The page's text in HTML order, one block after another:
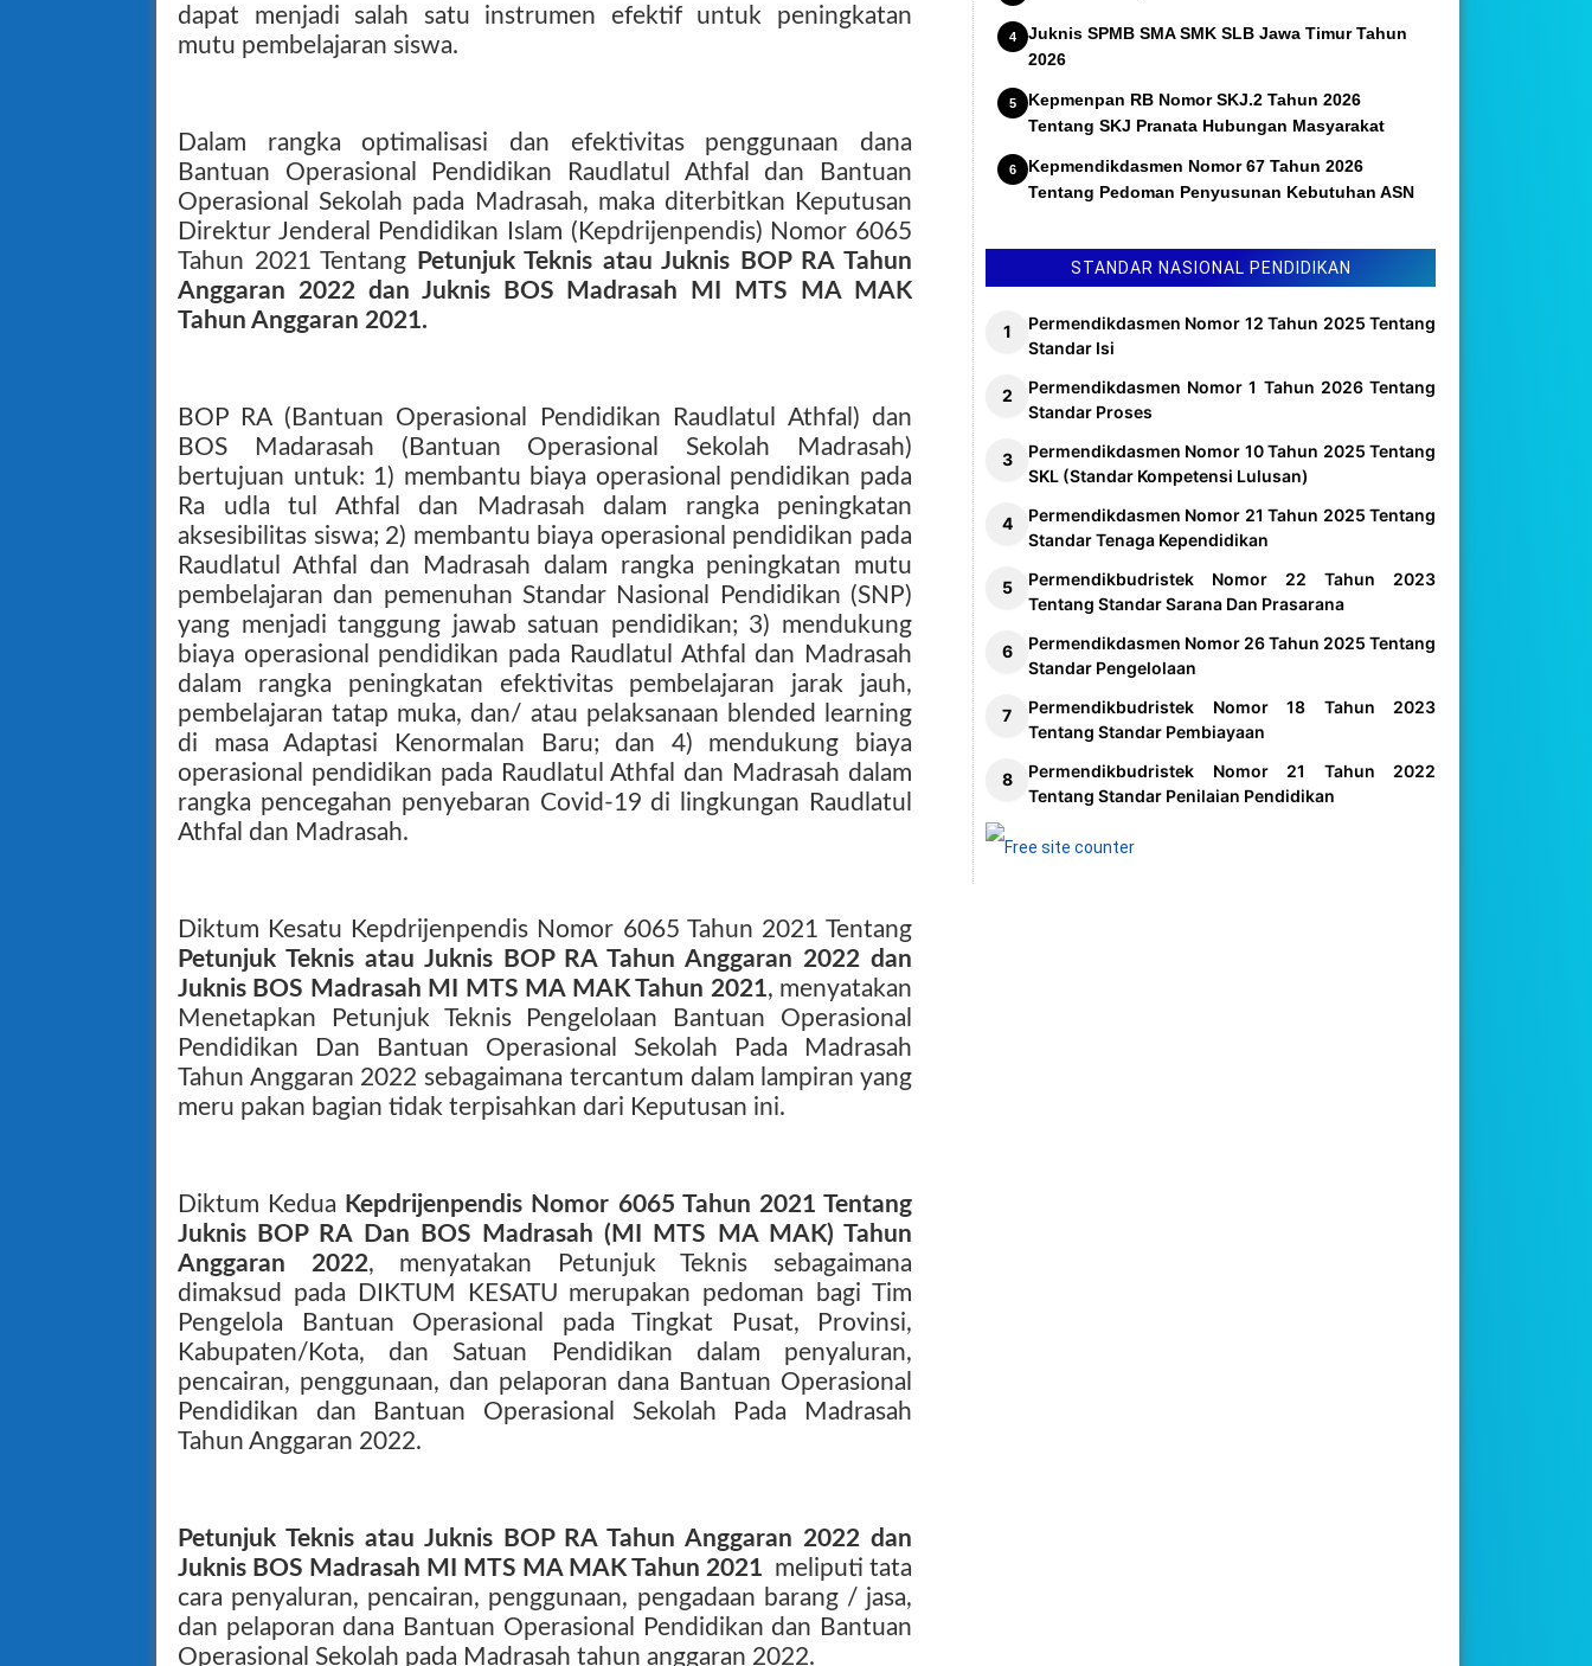
dapat menjadi salah satu instrumen efektif untuk peningkatan
mutu pembelajaran siswa.
Dalam rangka optimalisasi dan efektivitas penggunaan dana
Bantuan Operasional Pendidikan Raudlatul Athfal dan Bantuan
Operasional Sekolah pada Madrasah, maka diterbitkan Keputusan
Direktur Jenderal Pendidikan Islam (Kepdrijenpendis) Nomor 6065
Tahun 2021 Tentang Petunjuk Teknis atau Juknis BOP RA Tahun
Anggaran 2022 dan Juknis BOS Madrasah MI MTS MA MAK
Tahun Anggaran 2021.
BOP RA (Bantuan Operasional Pendidikan Raudlatul Athfal) dan
BOS Madarasah (Bantuan Operasional Sekolah Madrasah)
bertujuan untuk: 1) membantu biaya operasional pendidikan pada
Ra udla tul Athfal dan Madrasah dalam rangka peningkatan
aksesibilitas siswa; 2) membantu biaya operasional pendidikan pada
Raudlatul Athfal dan Madrasah dalam rangka peningkatan mutu
pembelajaran dan pemenuhan Standar Nasional Pendidikan (SNP)
yang menjadi tanggung jawab satuan pendidikan; 3) mendukung
biaya operasional pendidikan pada Raudlatul Athfal dan Madrasah
dalam rangka peningkatan efektivitas pembelajaran jarak jauh,
pembelajaran tatap muka, dan/ atau pelaksanaan blended learning
di masa Adaptasi Kenormalan Baru; dan 4) mendukung biaya
operasional pendidikan pada Raudlatul Athfal dan Madrasah dalam
rangka pencegahan penyebaran Covid-19 di lingkungan Raudlatul
Athfal dan Madrasah.
Diktum Kesatu Kepdrijenpendis Nomor 6065 Tahun 2021 Tentang
Petunjuk Teknis atau Juknis BOP RA Tahun Anggaran 2022 dan
Juknis BOS Madrasah MI MTS MA MAK Tahun 2021, menyatakan
Menetapkan Petunjuk Teknis Pengelolaan Bantuan Operasional
Pendidikan Dan Bantuan Operasional Sekolah Pada Madrasah
Tahun Anggaran 2022 sebagaimana tercantum dalam lampiran yang
meru pakan bagian tidak terpisahkan dari Keputusan ini.
Diktum Kedua Kepdrijenpendis Nomor 6065 Tahun 2021 Tentang
Juknis BOP RA Dan BOS Madrasah (MI MTS MA MAK) Tahun
Anggaran 2022, menyatakan Petunjuk Teknis sebagaimana
dimaksud pada DIKTUM KESATU merupakan pedoman bagi Tim
Pengelola Bantuan Operasional pada Tingkat Pusat, Provinsi,
Kabupaten/Kota, dan Satuan Pendidikan dalam penyaluran,
pencairan, penggunaan, dan pelaporan dana Bantuan Operasional
Pendidikan dan Bantuan Operasional Sekolah Pada Madrasah
Tahun Anggaran 2022.
Petunjuk Teknis atau Juknis BOP RA Tahun Anggaran 2022 dan
Juknis BOS Madrasah MI MTS MA MAK Tahun 2021 meliputi tata
cara penyaluran, pencairan, penggunaan, pengadaan barang / jasa,
dan pelaporan dana Bantuan Operasional Pendidikan dan Bantuan
Operasional Sekolah pada Madrasah tahun anggaran 2022.
Juknis SPMB SMA SMK SLB Jawa Timur Tahun
2026
Kepmenpan RB Nomor SKJ.2 Tahun 2026
Tentang SKJ Pranata Hubungan Masyarakat
Kepmendikdasmen Nomor 67 Tahun 2026
Tentang Pedoman Penyusunan Kebutuhan ASN
STANDAR NASIONAL PENDIDIKAN
Permendikdasmen Nomor 12 Tahun 2025 Tentang
Standar Isi
Permendikdasmen Nomor 1 Tahun 2026 Tentang
Standar Proses
Permendikdasmen Nomor 10 Tahun 2025 Tentang
SKL (Standar Kompetensi Lulusan)
Permendikdasmen Nomor 21 Tahun 2025 Tentang
Standar Tenaga Kependidikan
Permendikbudristek Nomor 22 Tahun 2023
Tentang Standar Sarana Dan Prasarana
Permendikdasmen Nomor 26 Tahun 2025 Tentang
Standar Pengelolaan
Permendikbudristek Nomor 18 Tahun 2023
Tentang Standar Pembiayaan
Permendikbudristek Nomor 21 Tahun 2022
Tentang Standar Penilaian Pendidikan